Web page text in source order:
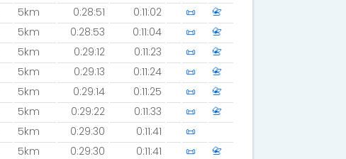
5km 0:28:51 0:11:02 📜
📇
5km 0:28:53 0:11:04 📜
📇
5km 0:29:12 0:11:23 📜
📇
5km 0:29:13 0:11:24 📜
📇
5km 0:29:14 0:11:25 📜
📇
5km 0:29:22 0:11:33 📜
📇
5km 0:29:30 0:11:41
📜
5km 0:29:30 0:11:41 📜
📇